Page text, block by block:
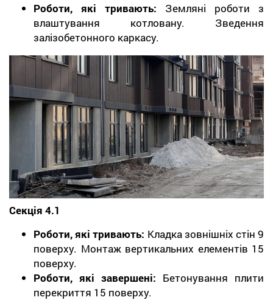
Роботи, які тривають: Земляні роботи з
влаштування котловану. Зведення
залізобетонного каркасу.
Секція 4.1
Роботи, які тривають: Кладка зовнішніх стін 9
поверху. Монтаж вертикальних елементів 15
поверху.
Роботи, які завершені: Бетонування плити
перекриття 15 поверху.